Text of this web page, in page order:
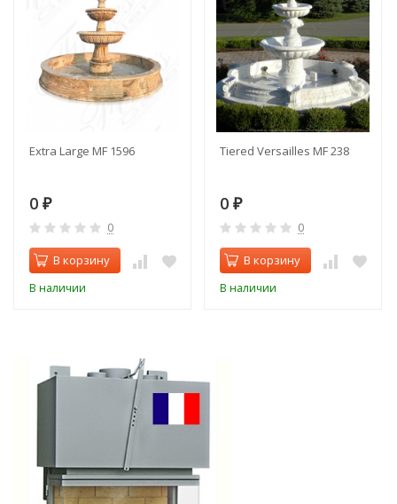
Extra Large MF 1596
0 ₽
0
В корзину
В наличии
Tiered Versailles MF 238
0 ₽
0
В корзину
В наличии